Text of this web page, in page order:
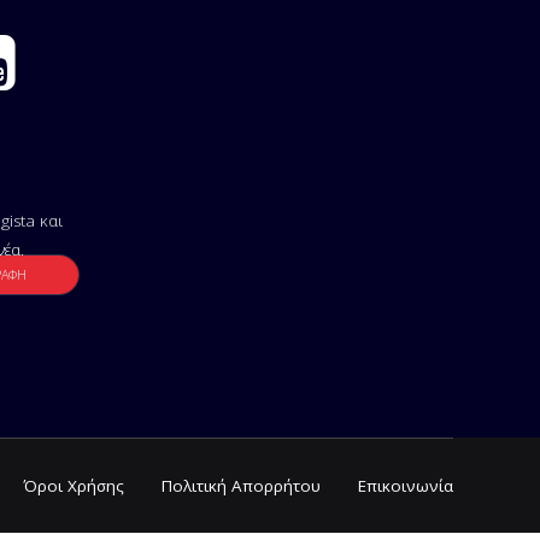
και
Όροι Χρήσης Πολιτική Απορρήτου Επικοινωνία